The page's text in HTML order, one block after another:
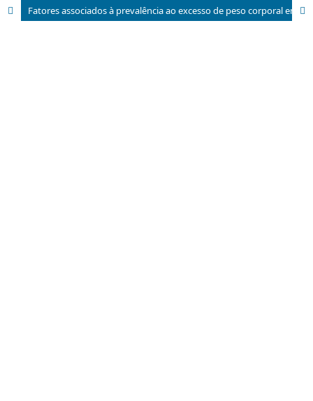
Fatores associados à prevalência ao excesso de peso corporal em técnicos de enfermagem que atuam em turnos